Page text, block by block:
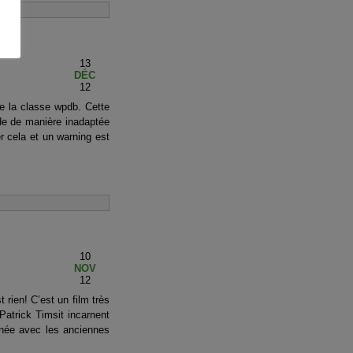
13
DÉC
12
la classe wpdb. Cette
de manière inadaptée
cela et un warning est
10
NOV
12
rien! C’est un film très
Timsit incarnent
avec les anciennes